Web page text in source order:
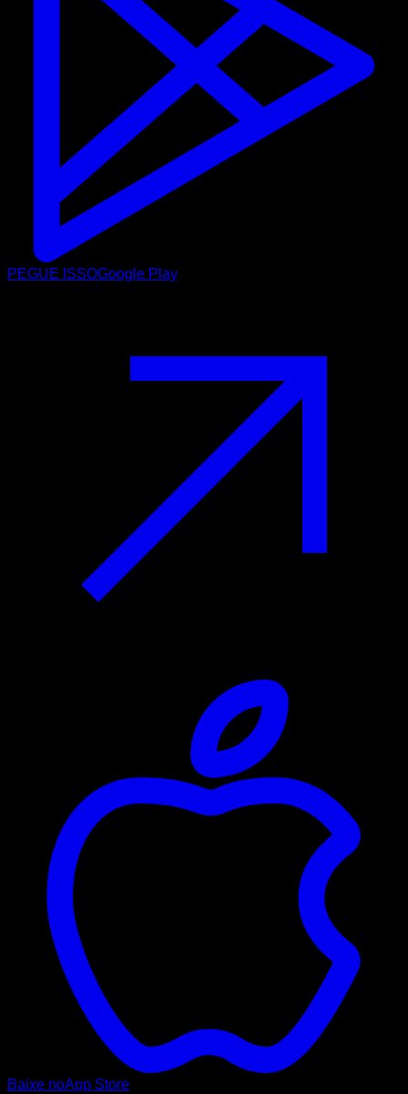
PEGUE ISSOGoogle Play
Baixe noApp Store